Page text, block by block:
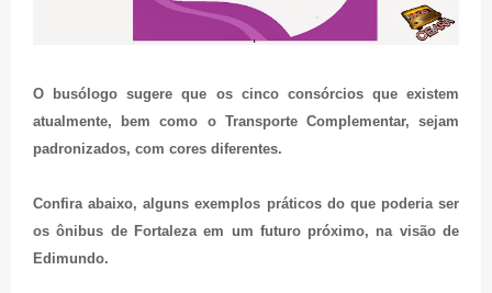
O busólogo sugere que os cinco consórcios que existem
atualmente, bem como o Transporte Complementar, sejam
padronizados, com cores diferentes.
Confira abaixo, alguns exemplos práticos do que poderia ser
os ônibus de Fortaleza em um futuro próximo, na visão de
Edimundo.